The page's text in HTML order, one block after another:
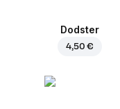
Dodster
4,50 €